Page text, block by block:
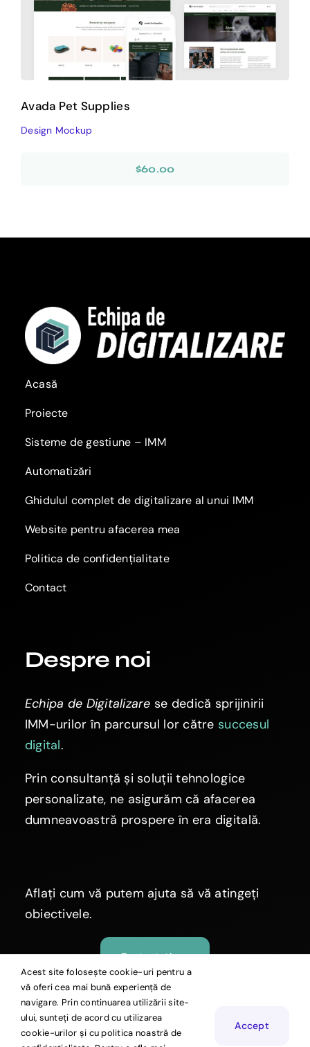
Design Mockup
Avada Pet Supplies
Design Mockup
$60.00
Acasă
Proiecte
Sisteme de gestiune – IMM
Automatizări
Ghidulul complet de digitalizare al unui IMM
Website pentru afacerea mea
Politica de confidențialitate
Contact
Despre noi
Echipa de Digitalizare se dedică sprijinirii
IMM-urilor în parcursul lor către succesul
digital.
Prin consultanță și soluții tehnologice
personalizate, ne asigurăm că afacerea
dumneavoastră prospere în era digitală.
Aflați cum vă putem ajuta să vă atingeți
obiectivele.
Contactați-ne
© Copyright 2026 | Echipa de Digitalizare
Acest site folosește cookie-uri pentru a
vă oferi cea mai bună experiență de
navigare. Prin continuarea utilizării site-
ului, sunteți de acord cu utilizarea
cookie-urilor și cu politica noastră de
Accept